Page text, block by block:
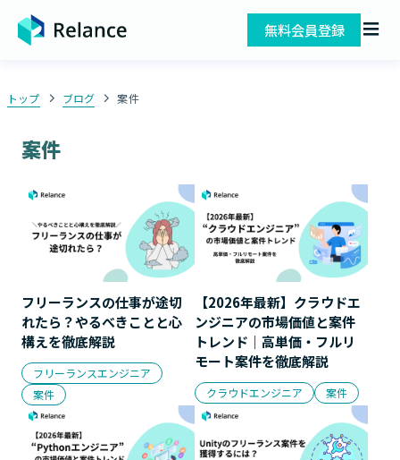
無料会員登録
トップ ブログ 案件
案件
フリーランスの仕事が途切
れたら？やるべきことと心
構えを徹底解説
フリーランスエンジニア
案件
【2026年最新】クラウドエ
ンジニアの市場価値と案件
トレンド｜高単価・フルリ
モート案件を徹底解説
クラウドエンジニア 案件